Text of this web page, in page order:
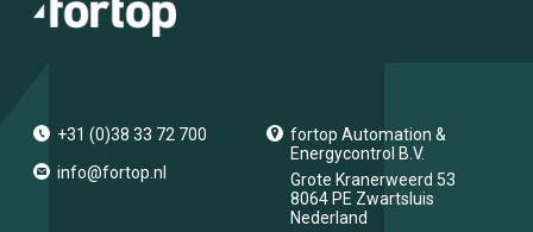
+31 (0)38 33 72 700
info@fortop.nl
fortop Automation &
Energycontrol B.V.
Grote Kranerweerd 53
8064 PE Zwartsluis
Nederland